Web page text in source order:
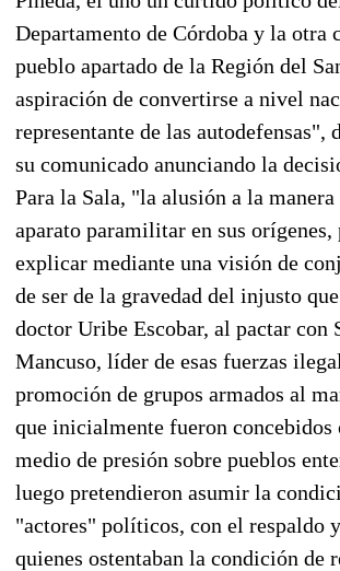
Departamento de Córdoba y la otra
pueblo apartado de la Región del
aspiración de convertirse a nivel
representante de las autodefensas",
su comunicado anunciando la
Para la Sala, "la alusión a la
aparato paramilitar en sus orígenes,
explicar mediante una visión de
de ser de la gravedad del injusto
doctor Uribe Escobar, al pactar con
Mancuso, líder de esas fuerzas
promoción de grupos armados al
que inicialmente fueron concebidos
medio de presión sobre pueblos
luego pretendieron asumir la
"actores" políticos, con el respaldo
quienes ostentaban la condición de